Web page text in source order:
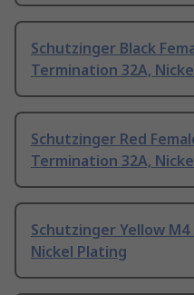
Schutzinger Black
Termination 32A,
Schutzinger Red
Termination 32A,
Schutzinger Yellow
Nickel Plating